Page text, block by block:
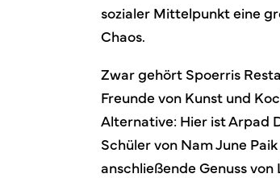
sozialer Mittelpunkt eine
Chaos.
Zwar gehört Spoerris
Freunde von Kunst und
Alternative: Hier ist Arpad
Schüler von Nam June
anschließende Genuss